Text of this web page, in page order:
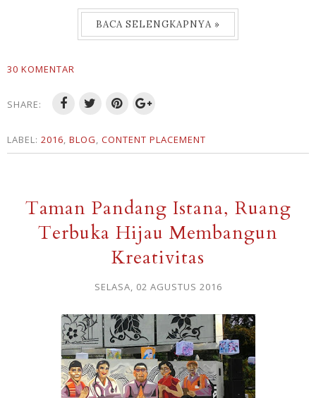
BACA SELENGKAPNYA »
30 KOMENTAR
SHARE:
LABEL: 2016, BLOG, CONTENT PLACEMENT
Taman Pandang Istana, Ruang
Terbuka Hijau Membangun
Kreativitas
SELASA, 02 AGUSTUS 2016